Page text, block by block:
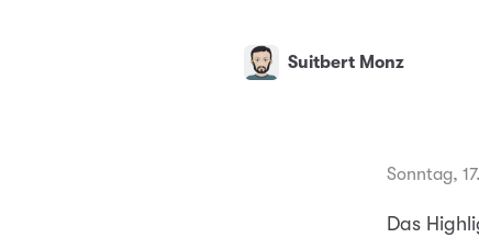
Suitbert Monz
Sonntag,
Das